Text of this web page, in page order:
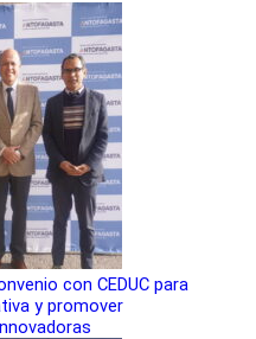
con CEDUC para
y promover